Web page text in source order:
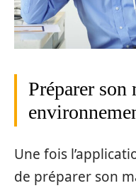
Préparer son
Une fois
de préparer son